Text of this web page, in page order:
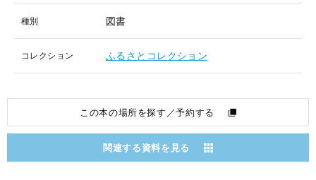
種別 図書
コレクション ふるさとコレクション
この本の場所を探す／予約する
関連する資料を見る